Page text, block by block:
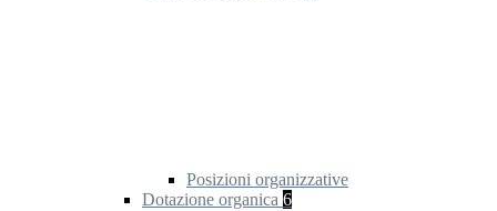
Posizioni organizzative
Dotazione organica 6